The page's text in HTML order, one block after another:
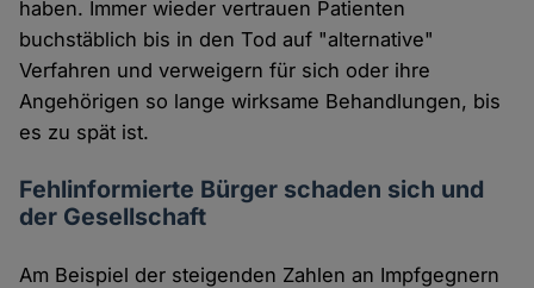
haben. Immer wieder vertrauen Patienten
buchstäblich bis in den Tod auf "alternative"
Verfahren und verweigern für sich oder ihre
Angehörigen so lange wirksame Behandlungen, bis
es zu spät ist.
Fehlinformierte Bürger schaden sich und
der Gesellschaft
Am Beispiel der steigenden Zahlen an Impfgegnern